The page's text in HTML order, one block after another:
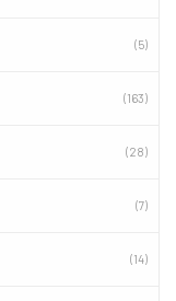
(5)
(163)
(28)
(7)
(14)